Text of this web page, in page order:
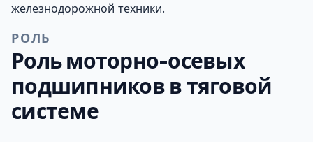
железнодорожной техники.
РОЛЬ
Роль моторно-осевых
подшипников в тяговой
системе